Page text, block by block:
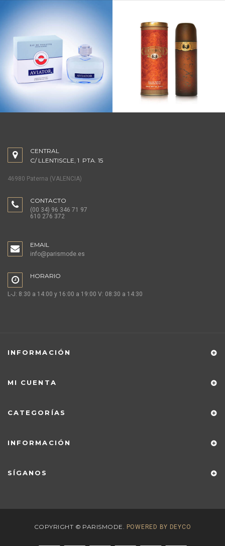
CENTRAL
C/ LLENTISCLE, 1 PTA. 15
46980 Paterna (VALENCIA)
CONTACTO
(00 34) 96 346 71 97
610 276 372
EMAIL
info@parismode.es
HORARIO
L-J: 8:30 a 14:00 y 16:00 a 19:00 V: 08:30 a 14:30
INFORMACIÓN
MI CUENTA
CATEGORÍAS
INFORMACIÓN
SÍGANOS
COPYRIGHT © PARISMODE. POWERED BY DEYCO